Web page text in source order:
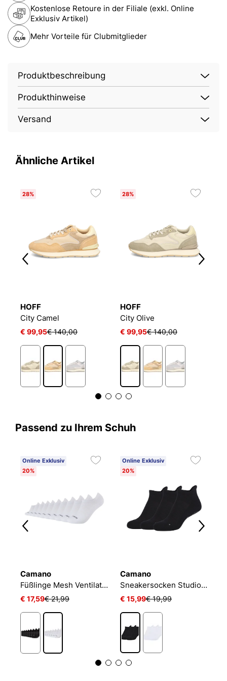
Kostenlose Retoure in der Filiale (exkl. Online
Exklusiv Artikel)
Mehr Vorteile für Clubmitglieder
Produktbeschreibung
Produkthinweise
Versand
Ähnliche Artikel
28%
HOFF
City Camel
€ 99,95€ 140,00
28%
HOFF
City Olive
€ 99,95€ 140,00
Passend zu Ihrem Schuh
Online Exklusiv
20%
Camano
Füßlinge Mesh Ventilation
€ 17,59€ 21,99
Online Exklusiv
20%
Camano
Sneakersocken Studio-Line Pilates und Yoga
€ 15,99€ 19,99